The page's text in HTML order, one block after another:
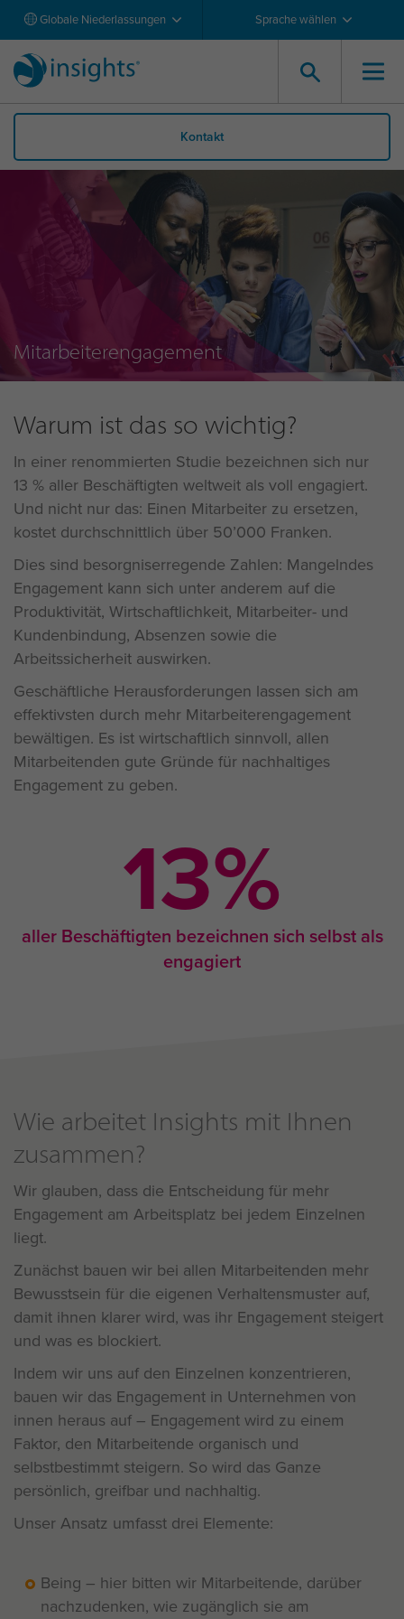
Globale Niederlassungen Sprache wählen
Kontakt
Mitarbeiterengagement
Warum ist das so wichtig?
In einer renommierten Studie bezeichnen sich nur
13 % aller Beschäftigten weltweit als voll engagiert.
Und nicht nur das: Einen Mitarbeiter zu ersetzen,
kostet durchschnittlich über 50’000 Franken.
Dies sind besorgniserregende Zahlen: Mangelndes
Engagement kann sich unter anderem auf die
Produktivität, Wirtschaftlichkeit, Mitarbeiter- und
Kundenbindung, Absenzen sowie die
Arbeitssicherheit auswirken.
Geschäftliche Herausforderungen lassen sich am
effektivsten durch mehr Mitarbeiterengagement
bewältigen. Es ist wirtschaftlich sinnvoll, allen
Mitarbeitenden gute Gründe für nachhaltiges
Engagement zu geben.
13%
aller Beschäftigten bezeichnen sich selbst als
engagiert
Wie arbeitet Insights mit Ihnen
zusammen?
Wir glauben, dass die Entscheidung für mehr
Engagement am Arbeitsplatz bei jedem Einzelnen
liegt.
Zunächst bauen wir bei allen Mitarbeitenden mehr
Bewusstsein für die eigenen Verhaltensmuster auf,
damit ihnen klarer wird, was ihr Engagement steigert
und was es blockiert.
Indem wir uns auf den Einzelnen konzentrieren,
bauen wir das Engagement in Unternehmen von
innen heraus auf – Engagement wird zu einem
Faktor, den Mitarbeitende organisch und
selbstbestimmt steigern. So wird das Ganze
persönlich, greifbar und nachhaltig.
Unser Ansatz umfasst drei Elemente:
Being – hier bitten wir Mitarbeitende, darüber
nachzudenken, wie zugänglich sie am